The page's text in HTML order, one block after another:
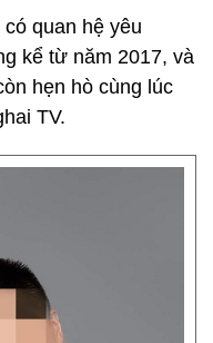
quan hệ yêu
kể từ năm 2017, và
hẹn hò cùng lúc
TV.